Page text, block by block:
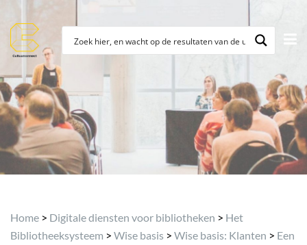
Archief
Home > Digitale diensten voor bibliotheken > Het
Bibliotheeksysteem > Wise basis > Wise basis: Klanten > Een